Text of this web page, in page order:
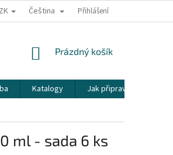
KŘEHKÉHO ZBOŽÍ KORESPONDENČNÍ
Čeština Přihlášení
NÁKUPNÍ
Prázdný košík
Katalogy
Jak připravit espresso
ml - sada 6 ks